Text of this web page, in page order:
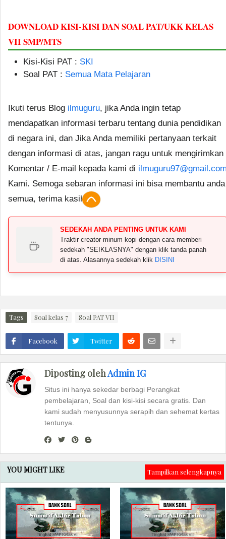
DOWNLOAD KISI-KISI DAN SOAL PAT/UKK KELAS
VII SMP/MTS
Kisi-Kisi PAT : SKI
Soal PAT : Semua Mata Pelajaran
Ikuti terus Blog ilmuguru, jika Anda ingin tetap
mendapatkan informasi terbaru tentang dunia pendidikan
di negara ini, dan Jika Anda memiliki pertanyaan terkait
dengan informasi di atas, jangan ragu untuk mengirimkan
Komentar / E-mail kepada kami di
Kami. Semoga sebaran informasi ini bisa membantu anda
semua, terima kasih.
SEDEKAH ANDA PENTING UNTUK KAMI
Traktir creator minum kopi dengan cara memberi
sedekah "SEIKLASNYA" dengan klik tanda panah
di atas. Alasannya sedekah klik DISINI
Tags Soal kelas 7 Soal PAT VII
Facebook Twitter
Diposting olehAdmin IG
Situs ini hanya sekedar berbagi Perangkat
pembelajaran, Soal dan kisi-kisi secara gratis. Dan
kami sudah menyusunnya serapih dan sehemat kertas
tentunya.
YOU MIGHT LIKE Tampilkan selengkapnya